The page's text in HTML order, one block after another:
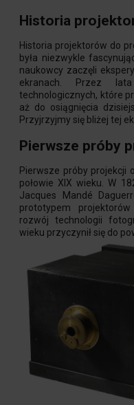
Historia
Historia projektorów do
była niezwykle
naukowcy zaczęli
ekranach. Przez
technologicznych, które
aż do osiągnięcia
Przyjrzyjmy się bliżej tej
Pierwsze próby
Pierwsze próby projekcji
połowie XIX wieku. W
Jacques Mandé
prototypem
rozwój technologii
wieku przyczynił się do